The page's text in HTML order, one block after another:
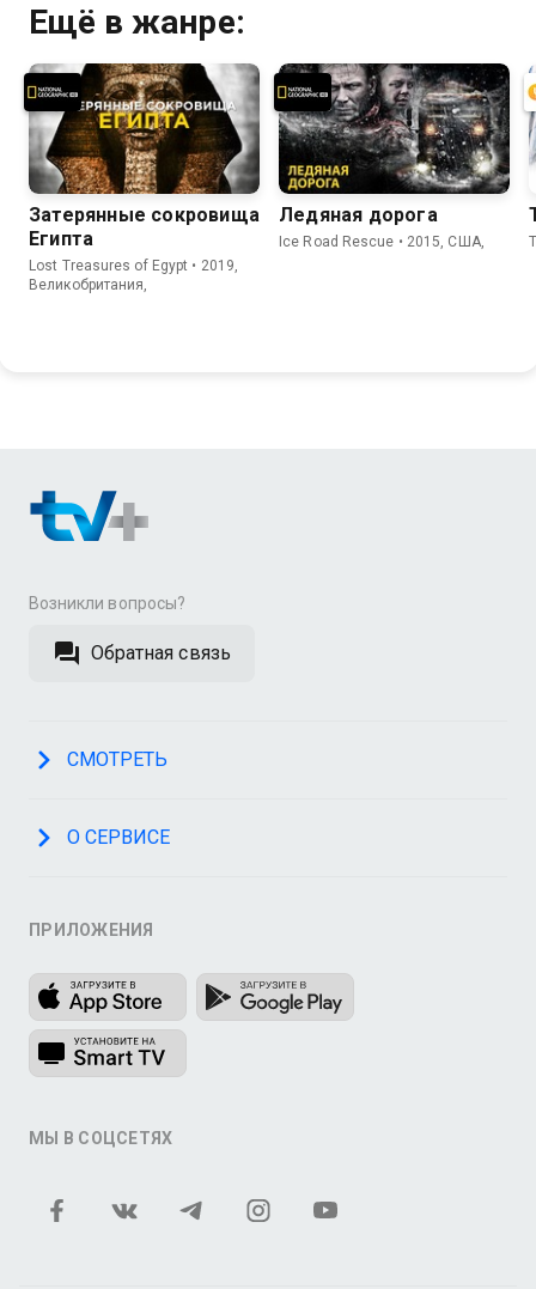
Ещё в жанре:
Затерянные сокровища
Египта
Lost Treasures of Egypt • 2019,
Великобритания,
Ледяная дорога
Ice Road Rescue • 2015, США,
Возникли вопросы?
Обратная связь
СМОТРЕТЬ
О СЕРВИСЕ
ПРИЛОЖЕНИЯ
МЫ В СОЦСЕТЯХ